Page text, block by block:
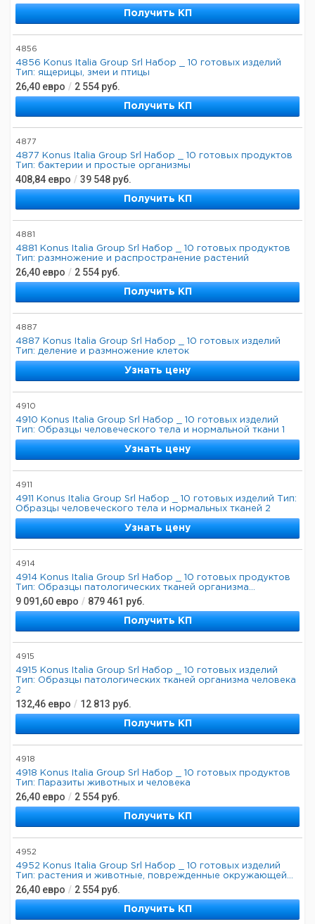
Получить КП
4856
4856 Konus Italia Group Srl Набор _ 10 готовых изделий
Тип: ящерицы, змеи и птицы
26,40 евро / 2 554 руб.
Получить КП
4877
4877 Konus Italia Group Srl Набор _ 10 готовых продуктов
Тип: бактерии и простые организмы
408,84 евро / 39 548 руб.
Получить КП
4881
4881 Konus Italia Group Srl Набор _ 10 готовых продуктов
Тип: размножение и распространение растений
26,40 евро / 2 554 руб.
Получить КП
4887
4887 Konus Italia Group Srl Набор _ 10 готовых изделий
Тип: деление и размножение клеток
Узнать цену
4910
4910 Konus Italia Group Srl Набор _ 10 готовых изделий
Тип: Образцы человеческого тела и нормальной ткани 1
Узнать цену
4911
4911 Konus Italia Group Srl Набор _ 10 готовых изделий Тип:
Образцы человеческого тела и нормальных тканей 2
Узнать цену
4914
4914 Konus Italia Group Srl Набор _ 10 готовых продуктов
Тип: Образцы патологических тканей организма...
9 091,60 евро / 879 461 руб.
Получить КП
4915
4915 Konus Italia Group Srl Набор _ 10 готовых изделий
Тип: Образцы патологических тканей организма человека
2
132,46 евро / 12 813 руб.
Получить КП
4918
4918 Konus Italia Group Srl Набор _ 10 готовых продуктов
Тип: Паразиты животных и человека
26,40 евро / 2 554 руб.
Получить КП
4952
4952 Konus Italia Group Srl Набор _ 10 готовых изделий
Тип: растения и животные, поврежденные окружающей...
26,40 евро / 2 554 руб.
Получить КП